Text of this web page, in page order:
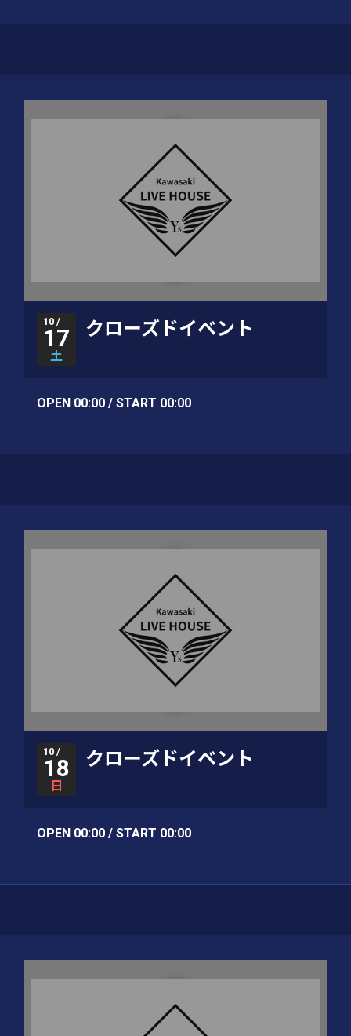
10 /
17
土
クローズドイベント
OPEN 00:00 / START 00:00
10 /
18
日
クローズドイベント
OPEN 00:00 / START 00:00